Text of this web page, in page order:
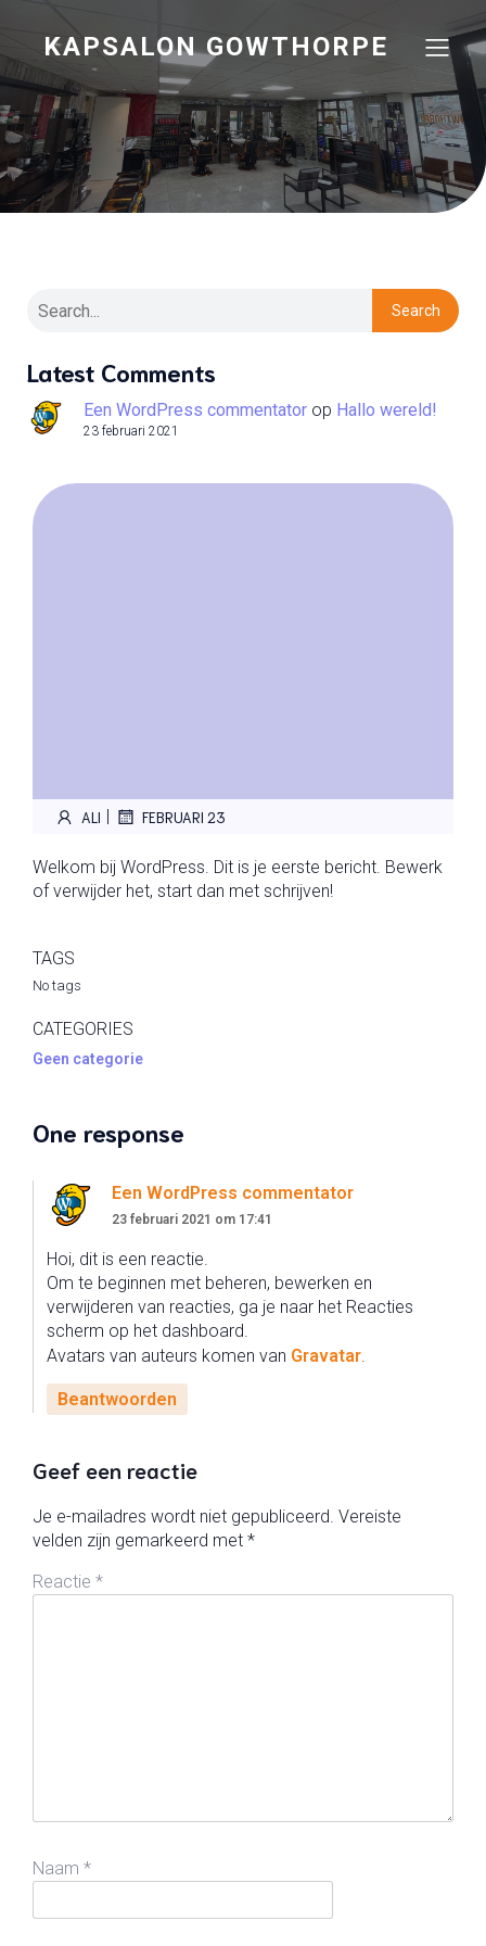
KAPSALON GOWTHORPE
Search
Latest Comments
Een WordPress commentator op Hallo wereld!
23 februari 2021
ALI | FEBRUARI 23
Welkom bij WordPress. Dit is je eerste bericht. Bewerk
of verwijder het, start dan met schrijven!
TAGS
No tags
CATEGORIES
Geen categorie
One response
Een WordPress commentator
23 februari 2021 om 17:41
Hoi, dit is een reactie.
Om te beginnen met beheren, bewerken en
verwijderen van reacties, ga je naar het Reacties
scherm op het dashboard.
Avatars van auteurs komen van Gravatar
Beantwoorden
Geef een reactie
Je e-mailadres wordt niet gepubliceerd. Vereiste
velden zijn gemarkeerd met *
Reactie *
Naam *